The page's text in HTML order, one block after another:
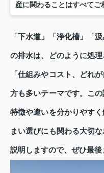
産に関わることはすべてご
「下水道」「浄化槽」「
の排水は、どのように処
「仕組みやコスト、どれ
方も多いテーマです。こ
特徴や違いを分かりやす
まい選びにも関わる大切
説明しますので、ぜひ最後